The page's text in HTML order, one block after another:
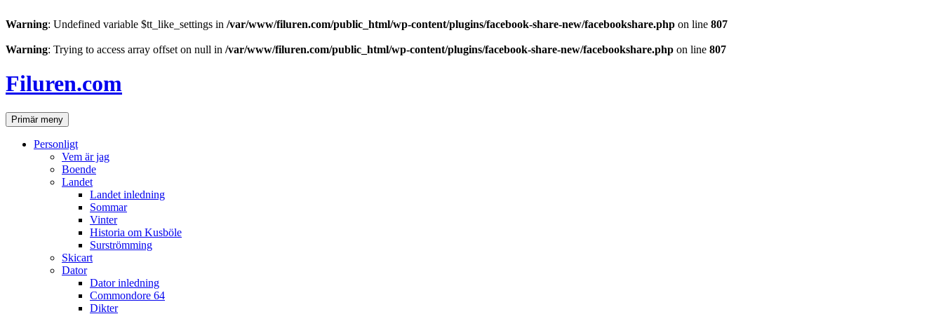
Warning: Undefined variable $tt_like_settings in /var/www/filuren.com/public_html/wp-content/plugins/facebook-share-new/facebookshare.php on line 807
Warning: Trying to access array offset on null in /var/www/filuren.com/public_html/wp-content/plugins/facebook-share-new/facebookshare.php on line 807
till
innehåll
Filuren.com
SökPrimär meny
Personligt
Vem är jag
Boende
Landet
Landet inledning
Sommar
Vinter
Historia om Kusböle
Surströmming
Skicart
Dator
Dator inledning
Commondore 64
Dikter